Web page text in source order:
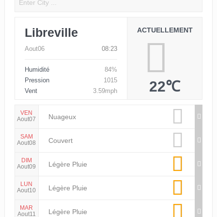
Libreville
Aout06 08:23
Humidité
84%
Pression
1015
Vent
3.59mph
ACTUELLEMENT
22℃
VEN
Aout07
Nuageux
SAM
Aout08
Couvert
DIM
Aout09
Légère Pluie
LUN
Aout10
Légère Pluie
MAR
Aout11
Légère Pluie